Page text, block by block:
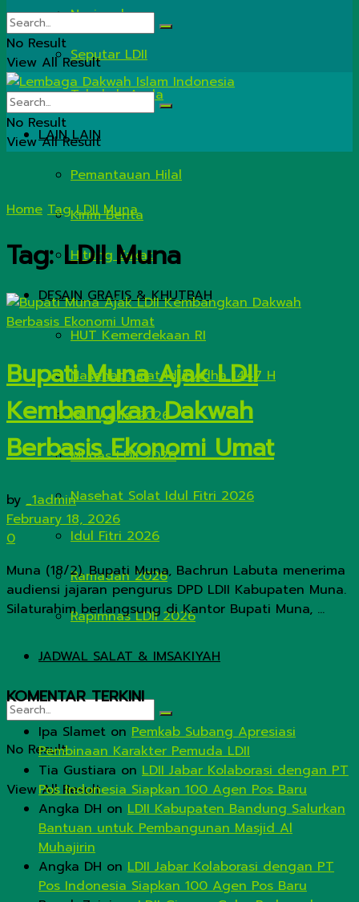
Nasional
Seputar LDII
Tahukah Anda
LAIN LAIN
Pemantauan Hilal
Kirim Berita
Hitung Zakat
DESAIN GRAFIS & KHUTBAH
HUT Kemerdekaan RI
Nasehat Salat Idul Adha 1447 H
Idul Adha 2026
Munas LDII 2026
Nasehat Solat Idul Fitri 2026
Idul Fitri 2026
Ramadan 2026
Rapimnas LDII 2026
JADWAL SALAT & IMSAKIYAH
No Result
View All Result
No Result
View All Result
No Result
View All Result
Home Tag LDII Muna
Tag:LDII Muna
Bupati Muna Ajak LDII
Kembangkan Dakwah
Berbasis Ekonomi Umat
by _1admin
February 18, 2026
0
Muna (18/2). Bupati Muna, Bachrun Labuta menerima
audiensi jajaran pengurus DPD LDII Kabupaten Muna.
Silaturahim berlangsung di Kantor Bupati Muna, ...
KOMENTAR TERKINI
Ipa Slamet on Pemkab Subang Apresiasi
Pembinaan Karakter Pemuda LDII
Tia Gustiara on LDII Jabar Kolaborasi dengan PT
Pos Indonesia Siapkan 100 Agen Pos Baru
Angka DH on LDII Kabupaten Bandung Salurkan
Bantuan untuk Pembangunan Masjid Al
Muhajirin
Angka DH on LDII Jabar Kolaborasi dengan PT
Pos Indonesia Siapkan 100 Agen Pos Baru